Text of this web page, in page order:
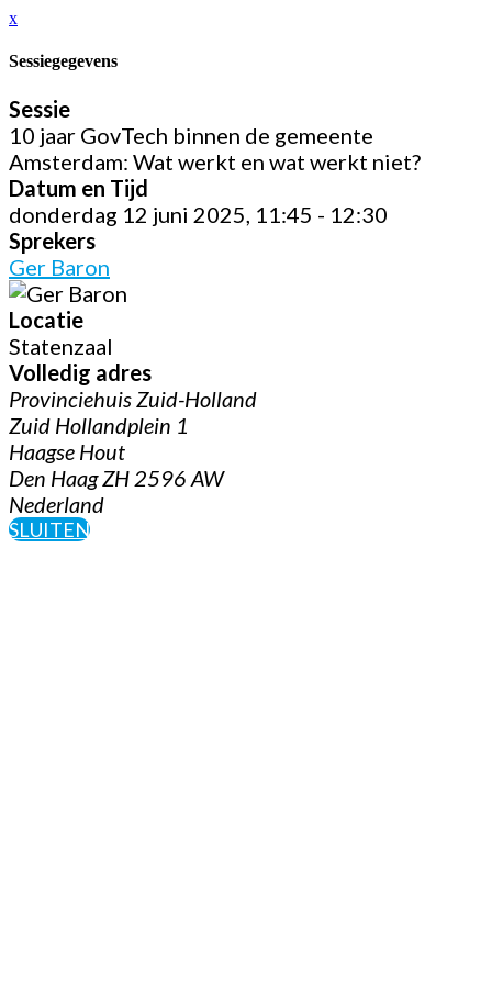
x
Sessiegegevens
Sessie
10 jaar GovTech binnen de gemeente
Amsterdam: Wat werkt en wat werkt niet?
Datum en Tijd
donderdag 12 juni 2025, 11:45 - 12:30
Sprekers
Ger Baron
Locatie
Statenzaal
Volledig adres
Provinciehuis Zuid-Holland
Zuid Hollandplein 1
Haagse Hout
Den Haag ZH 2596 AW
Nederland
SLUITEN